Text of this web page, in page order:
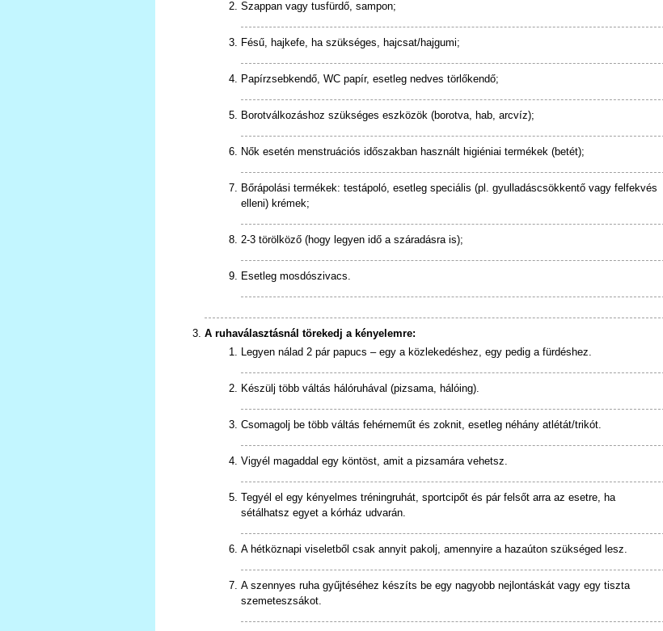
Szappan vagy tusfürdő, sampon;
Fésű, hajkefe, ha szükséges, hajcsat/hajgumi;
Papírzsebkendő, WC papír, esetleg nedves törlőkendő;
Borotválkozáshoz szükséges eszközök (borotva, hab, arcvíz);
Nők esetén menstruációs időszakban használt higiéniai termékek (betét);
Bőrápolási termékek: testápoló, esetleg speciális (pl. gyulladáscsökkentő vagy felfekvés
elleni) krémek;
2-3 törölköző (hogy legyen idő a száradásra is);
Esetleg mosdószivacs.
A ruhaválasztásnál törekedj a kényelemre:
Legyen nálad 2 pár papucs – egy a közlekedéshez, egy pedig a fürdéshez.
Készülj több váltás hálóruhával (pizsama, hálóing).
Csomagolj be több váltás fehérneműt és zoknit, esetleg néhány atlétát/trikót.
Vigyél magaddal egy köntöst, amit a pizsamára vehetsz.
Tegyél el egy kényelmes tréningruhát, sportcipőt és pár felsőt arra az esetre, ha
sétálhatsz egyet a kórház udvarán.
A hétköznapi viseletből csak annyit pakolj, amennyire a hazaúton szükséged lesz.
A szennyes ruha gyűjtéséhez készíts be egy nagyobb nejlontáskát vagy egy tiszta
szemeteszsákot.